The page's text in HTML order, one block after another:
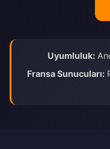
Uyumluluk:
Fransa Sunucuları: